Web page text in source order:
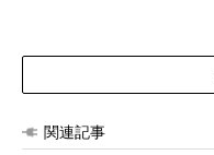
関連記事